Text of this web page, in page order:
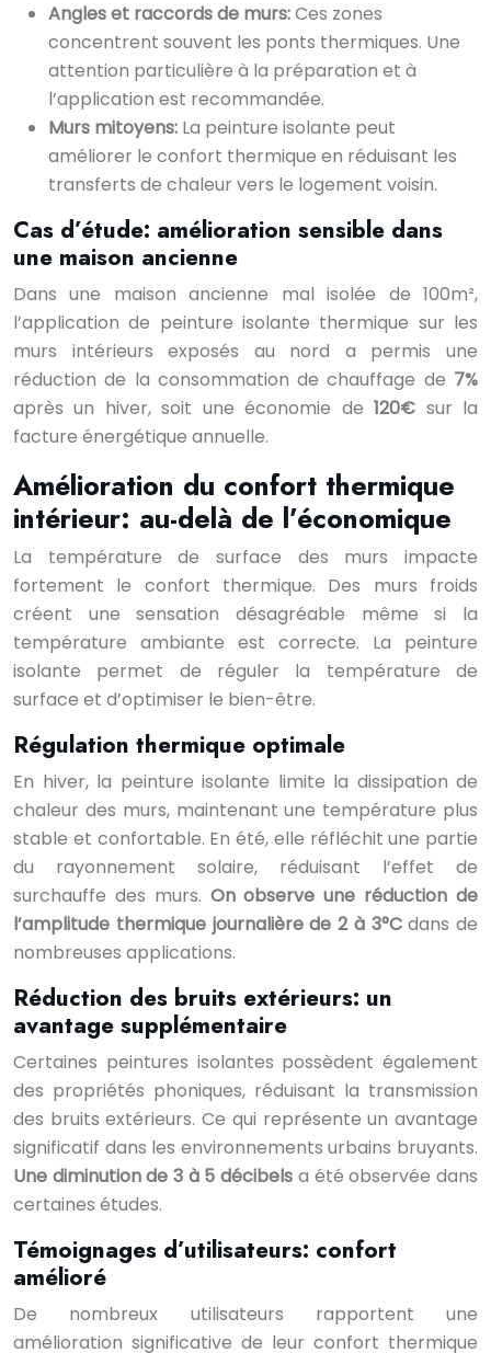
Angles et raccords de murs:Ces zones
concentrent souvent les ponts thermiques. Une
attention particulière à la préparation et à
l’application est recommandée.
Murs mitoyens: La peinture isolante peut
améliorer le confort thermique en réduisant les
transferts de chaleur vers le logement voisin.
Cas d’étude: amélioration sensible dans
une maison ancienne
Dans une maison ancienne mal isolée de 100m²,
l’application de peinture isolante thermique sur les
murs intérieurs exposés au nord a permis une
réduction de la consommation de chauffage de 7%
après un hiver, soit une économie de120€ sur la
facture énergétique annuelle.
Amélioration du confort thermique
intérieur: au-delà de l’économique
La température de surface des murs impacte
fortement le confort thermique. Des murs froids
créent une sensation désagréable même si la
température ambiante est correcte. La peinture
isolante permet de réguler la température de
surface et d’optimiser le bien-être.
Régulation thermique optimale
En hiver, la peinture isolante limite la dissipation de
chaleur des murs, maintenant une température plus
stable et confortable. En été, elle réfléchit une partie
du rayonnement solaire, réduisant l’effet de
surchauffe des murs. On observe une réduction de
l’amplitude thermique journalière de 2 à 3°Cdans de
nombreuses applications.
Réduction des bruits extérieurs: un
avantage supplémentaire
Certaines peintures isolantes possèdent également
des propriétés phoniques, réduisant la transmission
des bruits extérieurs. Ce qui représente un avantage
significatif dans les environnements urbains bruyants.
Une diminution de 3 à 5 décibels a été observée dans
certaines études.
Témoignages d’utilisateurs: confort
amélioré
De nombreux utilisateurs rapportent une
amélioration significative de leur confort thermique